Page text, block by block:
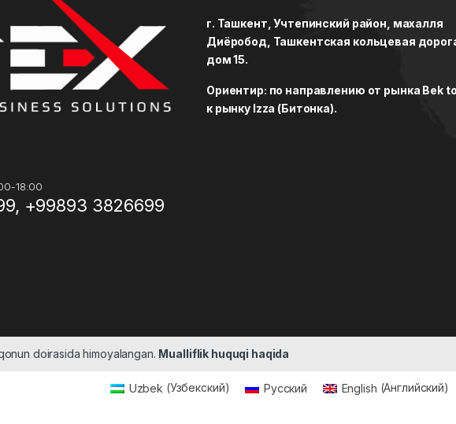
18:00
+99893 3826699
г. Ташкент, Учтепинский район, махалля
Диёробод, Ташкентская кольцевая
дом 15.
Ориентир: по направлению от рынка Bek
к рынку Izza (Битонка).
doirasida himoyalangan. Mualliflik huquqi haqida
Uzbek (Узбекский) Русский English (Английский)